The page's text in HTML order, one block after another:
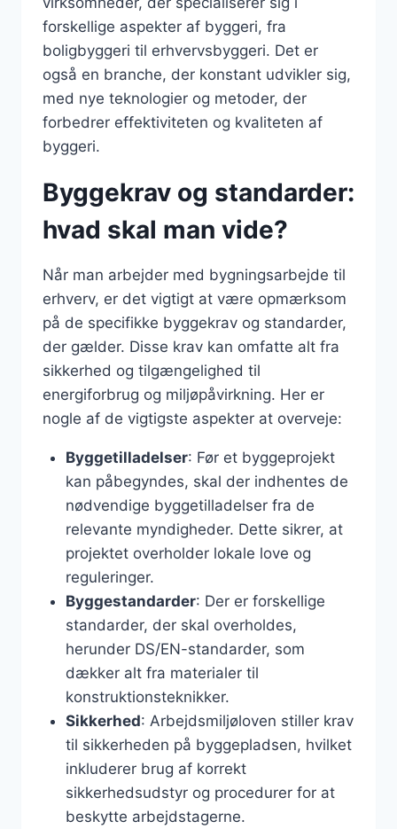
forskellige aspekter af byggeri, fra
boligbyggeri til erhvervsbyggeri. Det er
også en branche, der konstant udvikler sig,
med nye teknologier og metoder, der
forbedrer effektiviteten og kvaliteten af
byggeri.
Byggekrav og standarder:
hvad skal man vide?
Når man arbejder med bygningsarbejde til
erhverv, er det vigtigt at være opmærksom
på de specifikke byggekrav og standarder,
der gælder. Disse krav kan omfatte alt fra
sikkerhed og tilgængelighed til
energiforbrug og miljøpåvirkning. Her er
nogle af de vigtigste aspekter at overveje:
Byggetilladelser: Før et byggeprojekt
kan påbegyndes, skal der indhentes de
nødvendige byggetilladelser fra de
relevante myndigheder. Dette sikrer, at
projektet overholder lokale love og
reguleringer.
Byggestandarder: Der er forskellige
standarder, der skal overholdes,
herunder DS/EN-standarder, som
dækker alt fra materialer til
konstruktionsteknikker.
Sikkerhed: Arbejdsmiljøloven stiller krav
til sikkerheden på byggepladsen, hvilket
inkluderer brug af korrekt
sikkerhedsudstyr og procedurer for at
beskytte arbejdstagerne.